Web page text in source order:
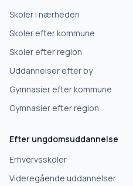
Skoler i nærheden
Skoler efter kommune
Skoler efter region
Uddannelser efter by
Gymnasier efter kommune
Gymnasier efter region
Efter ungdomsuddannelse
Erhvervsskoler
Videregående uddannelser